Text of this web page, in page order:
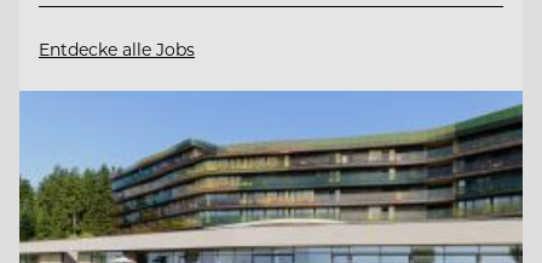
Entdecke alle Jobs